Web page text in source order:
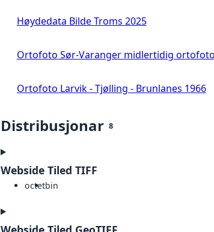
Høydedata Bilde Troms 2025
Ortofoto Sør-Varanger midlertidig ortofoto
Ortofoto Larvik - Tjølling - Brunlanes 1966
Distribusjonar 8
Webside Tiled TIFF
octetbin